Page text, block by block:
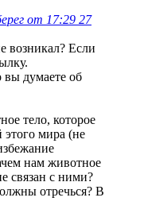
от 17:29 27
возникал? Если
вы думаете об
тело, которое
этого мира (не
нам животное
связан с ними?
отречься? В